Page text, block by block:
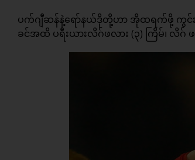
ပက်ဂျီဆန်နဲ့ရော်နယ်ဒိုတို့ဟာ အိုထရက်ဖို့ ကွင်းမှ
ခင်အထိ ပရီးယားလိဂ်ဖလား (၃) ကြိမ်၊ လိ